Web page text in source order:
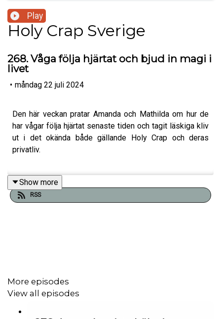
Play
Holy Crap Sverige
268. Våga följa hjärtat och bjud in magi i
livet
• måndag 22 juli 2024
Den här veckan pratar Amanda och Mathilda om hur de
har vågar följa hjärtat senaste tiden och tagit läskiga kliv
ut i det okända både gällande Holy Crap och deras
privatliv.
Amanda berättar bland annat om ett sår av jämförelse
som har speglats upp i relation till Mathilda och Mathilda
är på riktigt, en mäktig känsla som skapar massa magi i
deras liv.. Förhoppningsvis kan ni få en dos inspiration
om att våga följa kroppens signaler, att våga tacka nej när
något känns fel, att hedra dina känslor och våga sätta dig
Show more
RSS
More episodes
View all episodes